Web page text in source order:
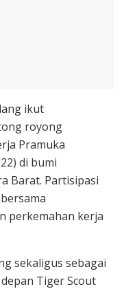
ikut
royong
Pramuka
di bumi
Barat. Partisipasi
perkemahan kerja
sekaligus sebagai
Tiger Scout